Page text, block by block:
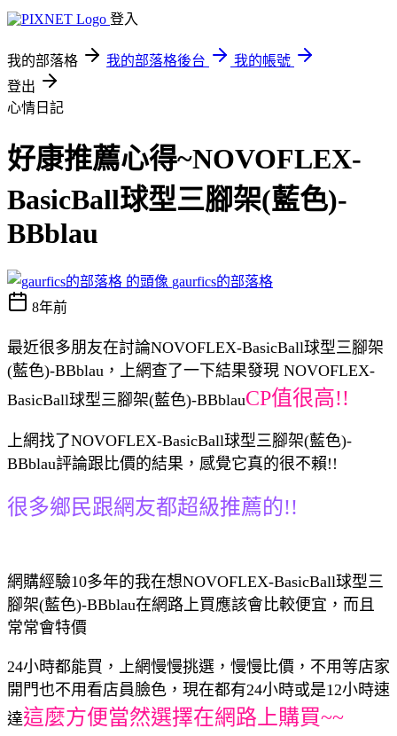
登入
我的部落格 我的部落格後台
我的帳號
登出
心情日記
好康推薦心得~NOVOFLEX-
BasicBall球型三腳架(藍色)-
BBblau
gaurfics的部落格
8年前
最近很多朋友在討論NOVOFLEX-BasicBall球型三腳架
(藍色)-BBblau，上網查了一下結果發現 NOVOFLEX-
BasicBall球型三腳架(藍色)-BBblauCP值很高!!
上網找了NOVOFLEX-BasicBall球型三腳架(藍色)-
BBblau評論跟比價的結果，感覺它真的很不賴!!
很多鄉民跟網友都超級推薦的!!
網購經驗10多年的我在想NOVOFLEX-BasicBall球型三
腳架(藍色)-BBblau在網路上買應該會比較便宜，而且
常常會特價
24小時都能買，上網慢慢挑選，慢慢比價，不用等店家
開門也不用看店員臉色，現在都有24小時或是12小時速
達這麼方便當然選擇在網路上購買~~